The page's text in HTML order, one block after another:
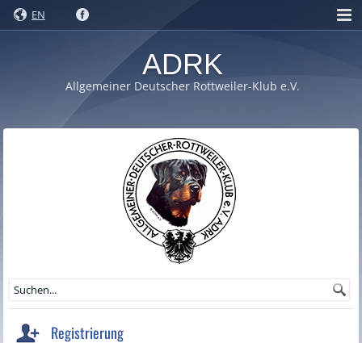
EN
ADRK
Allgemeiner Deutscher Rottweiler-Klub e.V.
Registrierung